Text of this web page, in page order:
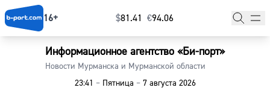
16+ $⁠81.41 €⁠94.06
Информационное агентство «Би-порт»
Новости Мурманска и Мурманской области
23:41 –Пятница –7 августа 2026
Главная